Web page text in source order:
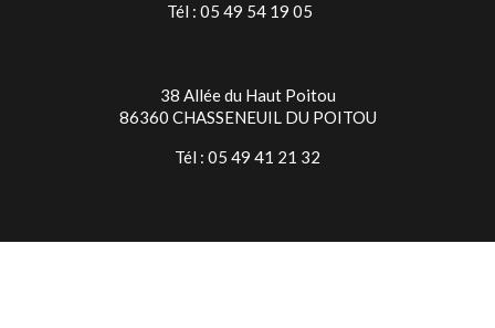
Tél : 05 49 54 19 05
38 Allée du Haut Poitou
86360 CHASSENEUIL DU POITOU
Tél : 05 49 41 21 32